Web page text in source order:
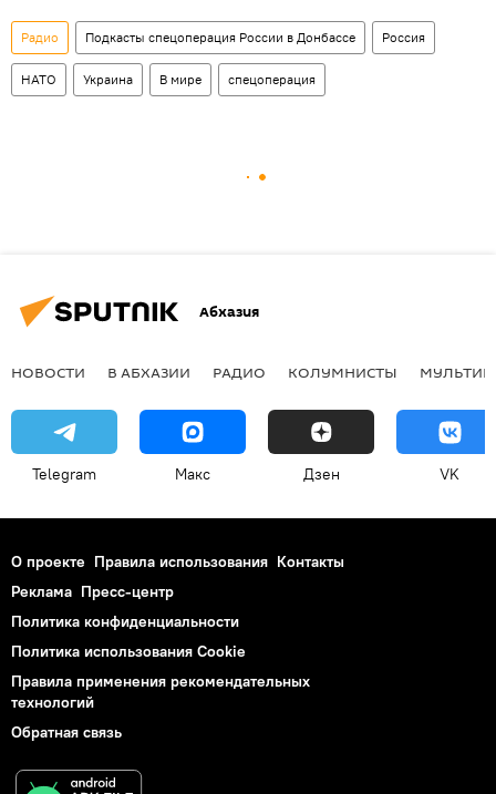
Радио Подкасты спецоперация России в Донбассе Россия
НАТО Украина В мире спецоперация
Абхазия
НОВОСТИ В АБХАЗИИ РАДИО КОЛУМНИСТЫ
Telegram Макс Дзен VK
О проекте Правила использования Контакты
Реклама Пресс-центр
Политика конфиденциальности
Политика использования Cookie
Правила применения рекомендательных
технологий
Обратная связь